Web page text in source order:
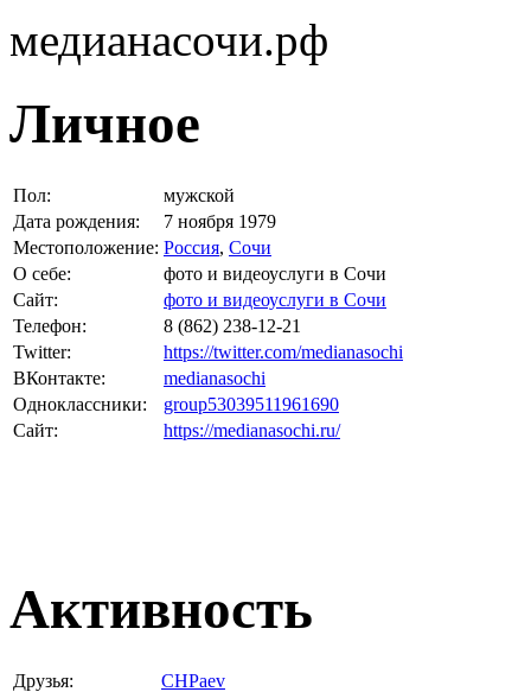
медианасочи.рф
Личное
Пол:
мужской
Дата рождения:
7 ноября 1979
Местоположение: Россия, Сочи
О себе:
фото и видеоуслуги в Сочи
Сайт:
фото и видеоуслуги в Сочи
Телефон:
8 (862) 238-12-21
Twitter:
https://twitter.com/medianasochi
ВКонтакте:
medianasochi
Одноклассники:
group53039511961690
Сайт:
https://medianasochi.ru/
Активность
Друзья:
CHPaev